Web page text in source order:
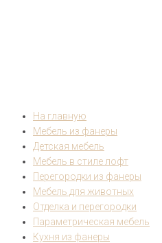
На главную
Мебель из фанеры
Детская мебель
Мебель в стиле лофт
Перегородки из фанеры
Мебель для животных
Отделка и перегородки
Параметрическая мебель
Кухня из фанеры